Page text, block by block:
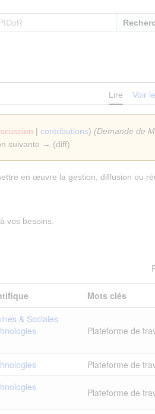
Lire Voir
| contributions) (Demande de
suivante → (diff)
en œuvre la gestion, diffusion ou
vos besoins.
Mots clés
& Sociales
Plateforme de
Plateforme de
Plateforme de